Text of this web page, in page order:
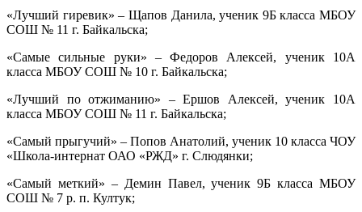
«Лучший гиревик» – Щапов Данила, ученик 9Б класса МБОУ
СОШ № 11 г. Байкальска;
«Самые сильные руки» – Федоров Алексей, ученик 10А
класса МБОУ СОШ № 10 г. Байкальска;
«Лучший по отжиманию» – Ершов Алексей, ученик 10А
класса МБОУ СОШ № 11 г. Байкальска;
«Самый прыгучий» – Попов Анатолий, ученик 10 класса ЧОУ
«Школа-интернат ОАО «РЖД» г. Слюдянки;
«Самый меткий» – Демин Павел, ученик 9Б класса МБОУ
СОШ № 7 р. п. Култук;